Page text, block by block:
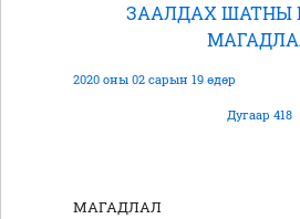
ЗААЛДАХ ШАТНЫ
2020 оны 02 сарын 19 өдөр
Дугаар 418
МАГАДЛАЛ